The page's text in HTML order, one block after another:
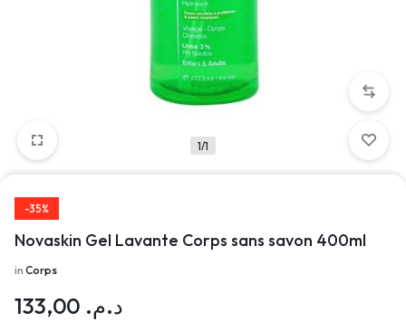
1/1
-35%
Novaskin Gel Lavante Corps sans savon 400ml
in Corps
د.م.